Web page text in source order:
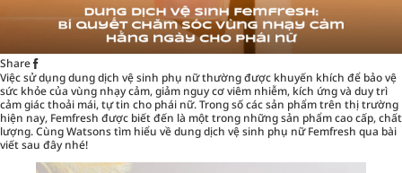
Share
Việc sử dụngdung dịch vệ sinh phụ nữthường được khuyến khích để bảo vệ
sức khỏe của vùng nhạy cảm, giảm nguy cơ viêm nhiễm, kích ứng và duy trì
cảm giác thoải mái, tự tin cho phái nữ. Trong số các sản phẩm trên thị trường
hiện nay, Femfresh được biết đến là một trong những sản phẩm cao cấp, chất
lượng. Cùng Watsons tìm hiểu về dung dịch vệ sinh phụ nữ Femfresh qua bài
viết sau đây nhé!